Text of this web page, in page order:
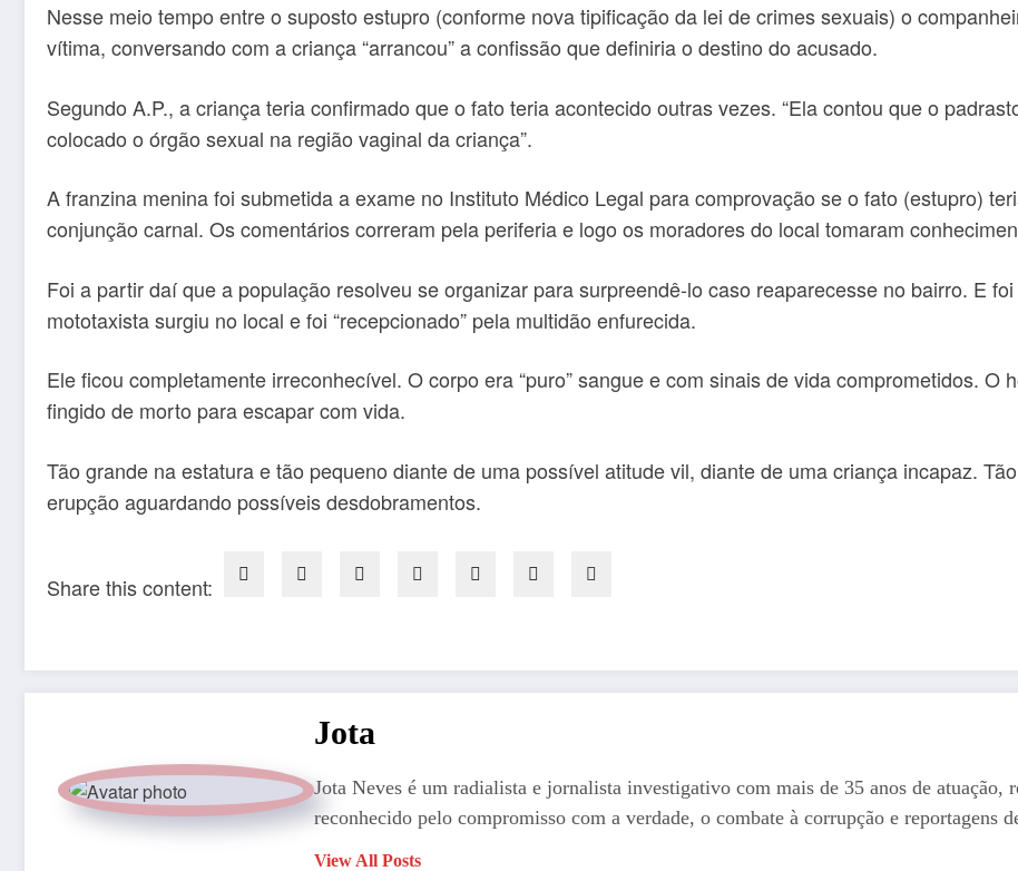
Nesse meio tempo entre o suposto estupro (conforme nova tipificação da lei de crimes sexuais) o
vítima, conversando com a criança “arrancou” a confissão que definiria o destino do acusado.
Segundo A.P., a criança teria confirmado que o fato teria acontecido outras vezes. “Ela contou que o
colocado o órgão sexual na região vaginal da criança”.
A franzina menina foi submetida a exame no Instituto Médico Legal para comprovação se o fato (estupro)
conjunção carnal. Os comentários correram pela periferia e logo os moradores do local tomaram
Foi a partir daí que a população resolveu se organizar para surpreendê-lo caso reaparecesse no bairro. E
mototaxista surgiu no local e foi “recepcionado” pela multidão enfurecida.
Ele ficou completamente irreconhecível. O corpo era “puro” sangue e com sinais de vida comprometidos.
fingido de morto para escapar com vida.
Tão grande na estatura e tão pequeno diante de uma possível atitude vil, diante de uma criança incapaz.
erupção aguardando possíveis desdobramentos.
Share this content:
Jota
Jota Neves é um radialista e jornalista investigativo com mais de 35 anos de atuação,
reconhecido pelo compromisso com a verdade, o combate à corrupção e reportagens
View All Posts